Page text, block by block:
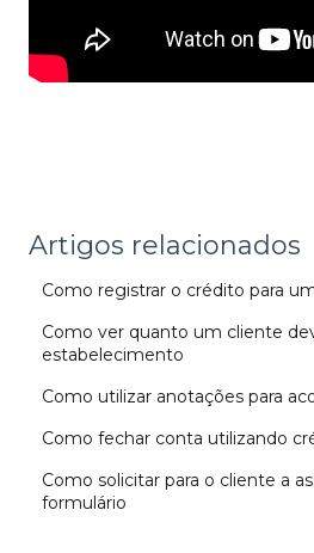
Artigos relacionados
Como registrar o crédito para
Como ver quanto um cliente
estabelecimento
Como utilizar anotações para
Como fechar conta utilizando
Como solicitar para o cliente a
formulário